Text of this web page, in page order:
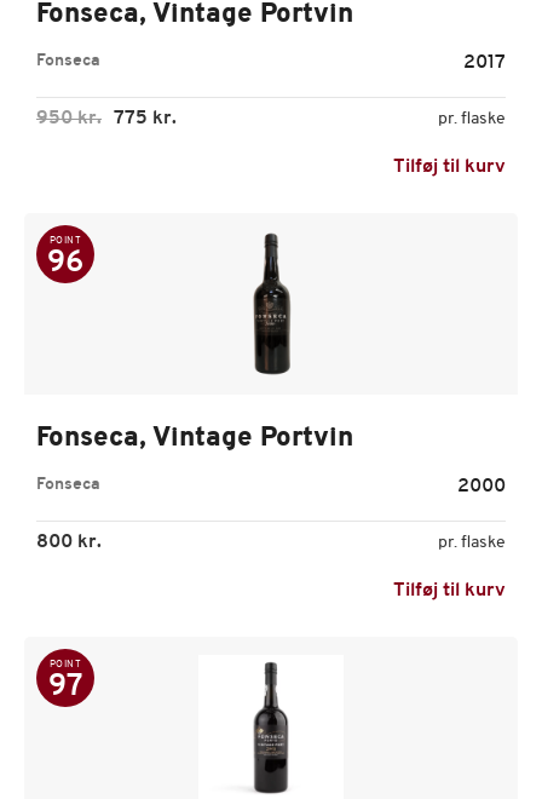
Fonseca, Vintage Portvin
Fonseca 2017
950 kr. 775 kr. pr. flaske
Tilføj til kurv
POINT
96
Fonseca, Vintage Portvin
Fonseca 2000
800 kr. pr. flaske
Tilføj til kurv
POINT
97